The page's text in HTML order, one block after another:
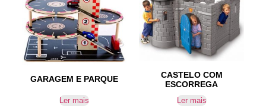
GARAGEM E PARQUE
Ler mais
CASTELO COM
ESCORREGA
Ler mais